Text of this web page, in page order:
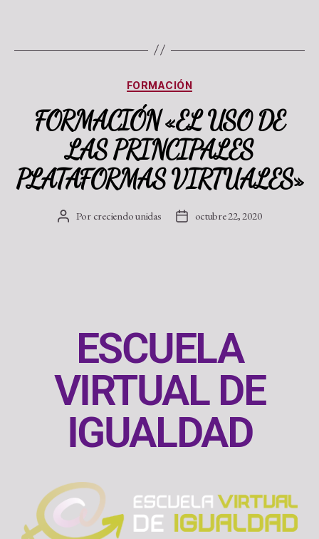
FORMACIÓN
FORMACIÓN «EL USO DE
LAS PRINCIPALES
PLATAFORMAS VIRTUALES»
Porcreciendo unidas octubre 22, 2020
ESCUELA
VIRTUAL DE
IGUALDAD